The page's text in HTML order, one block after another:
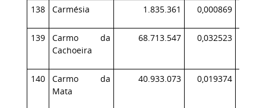
138 Carmésia 1.835.361 0,000869
139
Carmo da
Cachoeira
68.713.547 0,032523
140
Carmo da
Mata
40.933.073 0,019374